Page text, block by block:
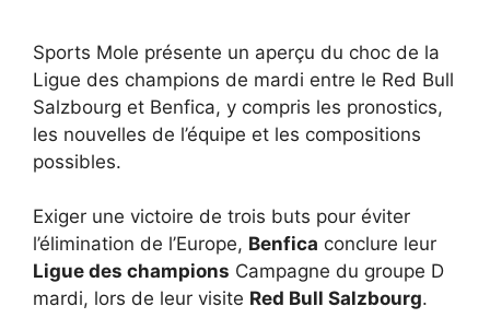
Sports Mole présente un aperçu du choc de la
Ligue des champions de mardi entre le Red Bull
Salzbourg et Benfica, y compris les pronostics,
les nouvelles de l’équipe et les compositions
possibles.
Exiger une victoire de trois buts pour éviter
l’élimination de l’Europe, Benfica conclure leur
Ligue des champions Campagne du groupe D
mardi, lors de leur visite Red Bull Salzbourg.